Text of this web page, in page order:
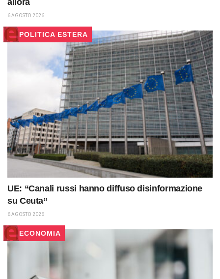
allora
6 AGOSTO 2026
POLITICA ESTERA
UE: “Canali russi hanno diffuso disinformazione
su Ceuta”
6 AGOSTO 2026
ECONOMIA